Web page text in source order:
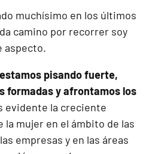
muchísimo en los últimos
camino por recorrer soy
aspecto.
pisando fuerte,
formadas y afrontamos los
evidente la creciente
la mujer en el ámbito de las
empresas y en las áreas